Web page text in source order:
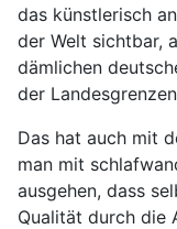
das künstlerisch
der Welt sichtbar,
dämlichen
der
Das hat auch mit
man mit
ausgehen, dass
Qualität durch die